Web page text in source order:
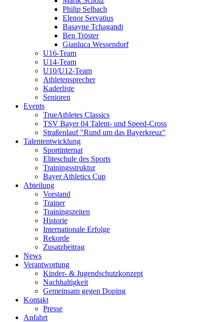
Philip Selbach
Elenor Servatius
Basayne Tchagandi
Ben Tröster
Gianluca Wessendorf
U16-Team
U14-Team
U10/U12-Team
Athletensprecher
Kaderliste
Senioren
Events
TrueAthletes Classics
TSV Bayer 04 Talent- und Speed-Cross
Straßenlauf "Rund um das Bayerkreuz"
Talententwicklung
Sportinternat
Eliteschule des Sports
Trainingsstruktur
Bayer Athletics Cup
Abteilung
Vorstand
Trainer
Trainingszeiten
Historie
Internationale Erfolge
Rekorde
Zusatzbeitrag
News
Verantwortung
Kinder- & Jugendschutzkonzept
Nachhaltigkeit
Gemeinsam gegen Doping
Kontakt
Presse
Anfahrt